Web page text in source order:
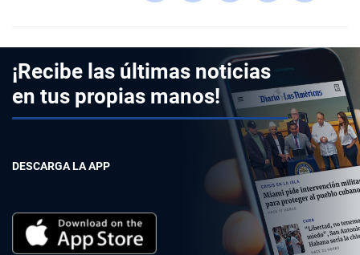
¡Recibe las últimas noticias
en tus propias manos!
DESCARGA LA APP